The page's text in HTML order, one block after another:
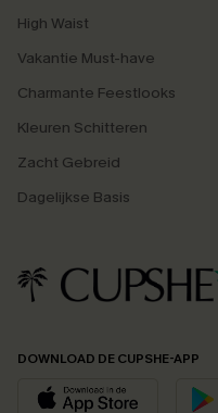
High Waist
Vakantie Must-have
Charmante Feestlooks
Kleuren Schitteren
Zacht Gebreid
Dagelijkse Basis
DOWNLOAD DE CUPSHE-APP